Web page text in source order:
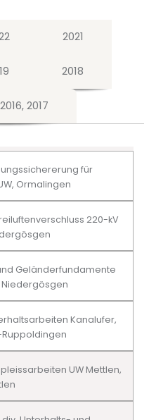
2021
2018
2017
für
Ormalingen
220-kV
Geländerfundamente
Kanalufer,
UW Mettlen,